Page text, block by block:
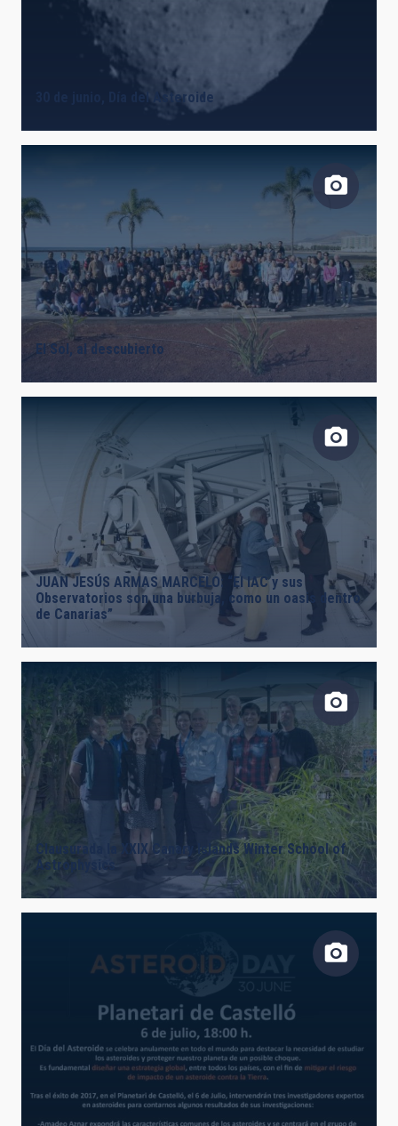
30 de junio, Día del Asteroide
El Sol, al descubierto
JUAN JESÚS ARMAS MARCELO: “El IAC y sus
Observatorios son una burbuja, como un oasis dentro
de Canarias”
Clausurada la XXIX Canary Islands Winter School of
Astrophysics